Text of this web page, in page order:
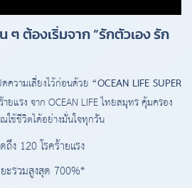
ๆ ต้องเริ่มจาก “รักตัวเอง รัก
ความเสี่ยงไว้ก่อนด้วย “OCEAN LIFE SUPER
ยแรง จาก OCEAN LIFE ไทยสมุทร คุ้มครอง
ใช้ชีวิตได้อย่างมั่นใจทุกวัน
ถึง 120 โรคร้ายแรง
ะรวมสูงสุด 700%*